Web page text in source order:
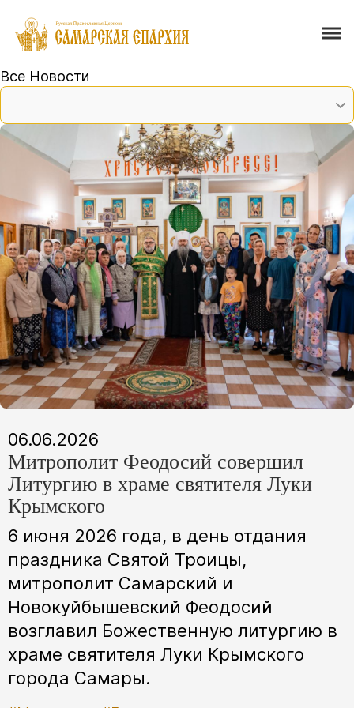
Все Новости
06.06.2026
Митрополит Феодосий совершил
Литургию в храме святителя Луки
Крымского
6 июня 2026 года, в день отдания
праздника Святой Троицы,
митрополит Самарский и
Новокуйбышевский Феодосий
возглавил Божественную литургию в
храме святителя Луки Крымского
города Самары.